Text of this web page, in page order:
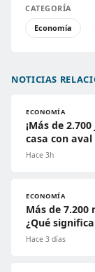
CATEGORÍA
Economía
NOTICIAS
ECONOMÍA
¡Más de
casa con
Hace 3h
ECONOMÍA
Más de
¿Qué
Hace 3 días